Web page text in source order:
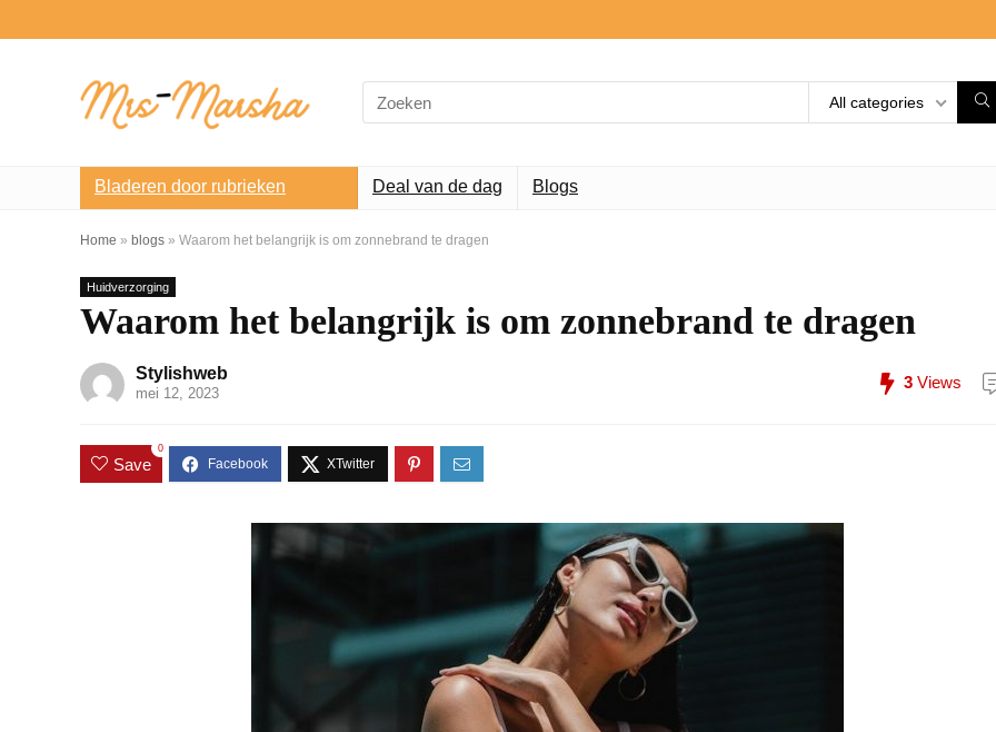
Search
for:
All categories
Bladeren door rubrieken Deal van de dag Blogs
Home » blogs » Waarom het belangrijk is om zonnebrand te dragen
Huidverzorging
Waarom het belangrijk is om zonnebrand te dragen
Stylishweb
mei 12, 2023
3 Views
Save
0